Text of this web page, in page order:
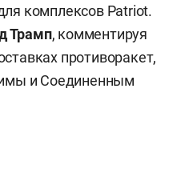
комплексов Patriot.
Трамп, комментируя
противоракет,
и Соединенным